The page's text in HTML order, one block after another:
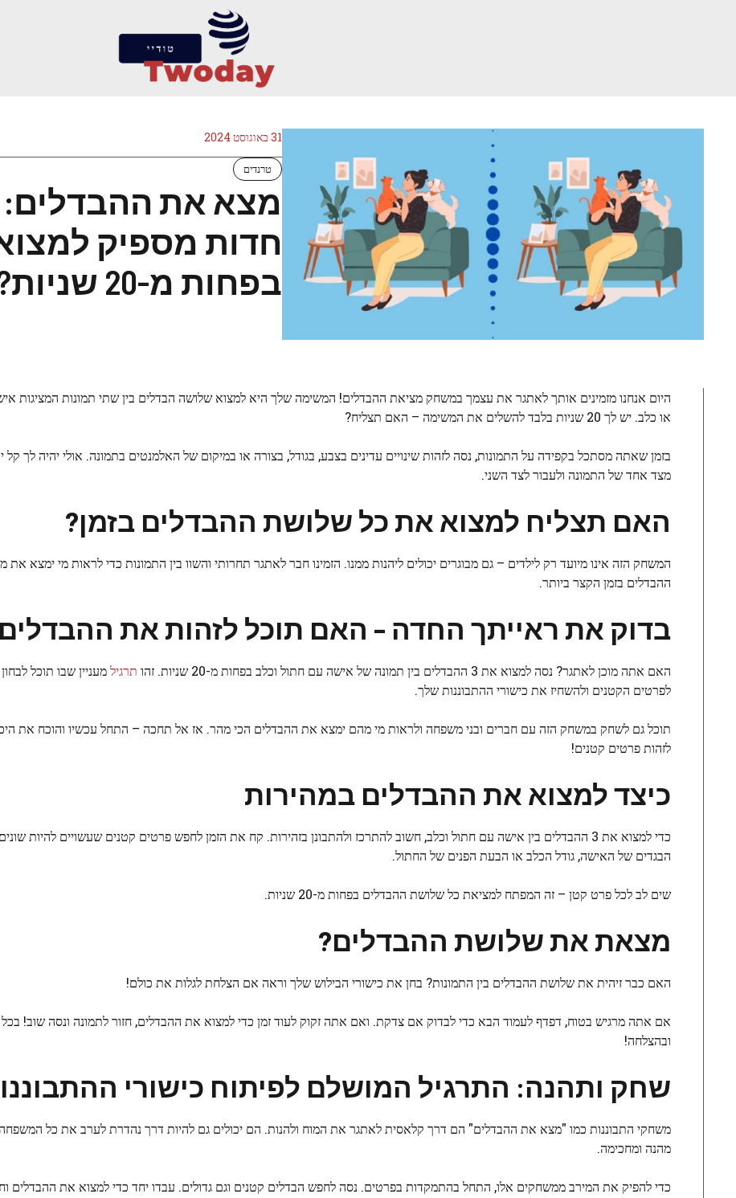
31 באוגוסט 2024
טרנדים
מצא את ההבדלים:
בפחות מ-20 שניות?
היום אנחנו מזמינים אותך לאתגר את עצמך במשחק מציאת ההבדלים! המשימה שלך היא למצוא שלושה הבדלים בין שתי תמונות המציגות
או כלב. יש לך 20 שניות בלבד להשלים את המשימה – האם תצליח?
בזמן שאתה מסתכל בקפידה על התמונות, נסה לזהות שינויים עדינים בצבע, בגודל, בצורה או במיקום של האלמנטים בתמונה. אולי יהיה לך קל
מצד אחד של התמונה ולעבור לצד השני.
האם תצליח למצוא את כל שלושת ההבדלים בזמן?
המשחק הזה אינו מיועד רק לילדים – גם מבוגרים יכולים ליהנות ממנו. הזמינו חבר לאתגר תחרותי והשוו בין התמונות כדי לראות מי ימצא את
ההבדלים בזמן הקצר ביותר.
בדוק את ראייתך החדה – האם תוכל לזהות את
האם אתה מוכן לאתגר? נסה למצוא את 3 ההבדלים בין תמונה של אישה עם חתול וכלב בפחות מ-20 שניות. זהו תרגילמעניין שבו תוכל
לפרטים הקטנים ולהשחיז את כישורי ההתבוננות שלך.
תוכל גם לשחק במשחק הזה עם חברים ובני משפחה ולראות מי מהם ימצא את ההבדלים הכי מהר. אז אל תחכה – התחל עכשיו והוכח את
לזהות פרטים קטנים!
כיצד למצוא את ההבדלים במהירות
כדי למצוא את 3 ההבדלים בין אישה עם חתול וכלב, חשוב להתרכז ולהתבונן בזהירות. קח את הזמן לחפש פרטים קטנים שעשויים להיות
הבגדים של האישה, גודל הכלב או הבעת הפנים של החתול.
שים לב לכל פרט קטן – זה המפתח למציאת כל שלושת ההבדלים בפחות מ-20 שניות.
מצאת את שלושת ההבדלים?
האם כבר זיהית את שלושת ההבדלים בין התמונות? בחן את כישורי הבילוש שלך וראה אם הצלחת לגלות את כולם!
אם אתה מרגיש בטוח, דפדף לעמוד הבא כדי לבדוק אם צדקת. ואם אתה זקוק לעוד זמן כדי למצוא את ההבדלים, חזור לתמונה ונסה שוב!
ובהצלחה!
שחק ותהנה: התרגיל המושלם לפיתוח כישורי
משחקי התבוננות כמו "מצא את ההבדלים" הם דרך קלאסית לאתגר את המוח ולהנות. הם יכולים גם להיות דרך נהדרת לערב את כל
מהנה ומחכימה.
כדי להפיק את המירב ממשחקים אלו, התחל בהתמקדות בפרטים. נסה לחפש הבדלים קטנים וגם גדולים. עבדו יחד כדי למצוא את ההבדלים